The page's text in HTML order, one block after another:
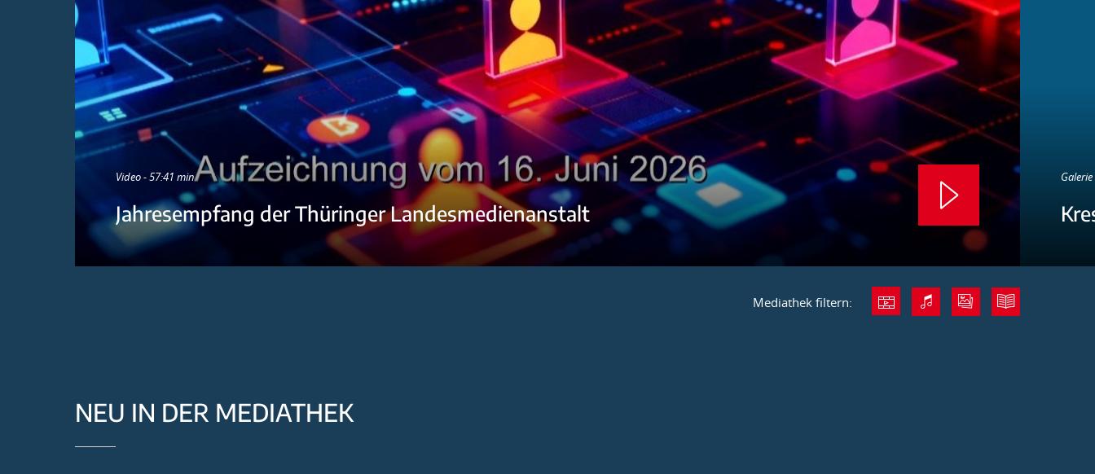
Video - 57:41 min
Jahresempfang der Thüringer Landesmedienanstalt
Mediathek filtern:
NEU IN DER MEDIATHEK